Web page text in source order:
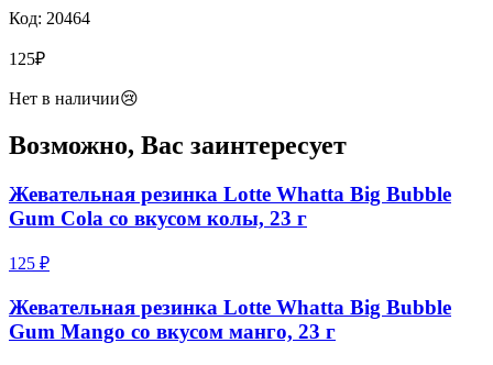
Код: 20464
125₽
Нет в наличии😢
Возможно, Вас заинтересует
Жевательная резинка Lotte Whatta Big Bubble
Gum Cola со вкусом колы, 23 г
125 ₽
Жевательная резинка Lotte Whatta Big Bubble
Gum Mango со вкусом манго, 23 г